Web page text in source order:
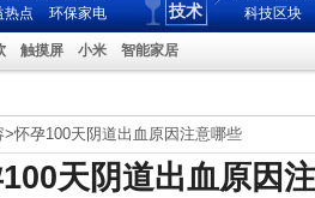
热点
环保家电
技术
科技区块
触摸屏 小米 智能家居
>怀孕100天阴道出血原因注意哪些
天阴道出血原因